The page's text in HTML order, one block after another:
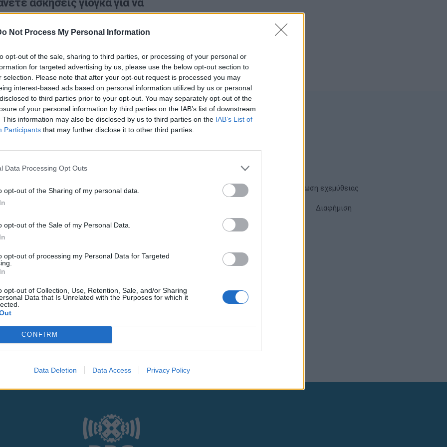
Not Process My Personal Information
opt-out of the sale, sharing to third parties, or processing of your personal or
for targeted advertising by us, please use the below opt-out section to
selection. Please note that after your opt-out request is processed you may
interest-based ads based on personal information utilized by us or personal
to third parties prior to your opt-out. You may separately opt-out of the
of your personal information by third parties on the IAB’s list of downstream
This information may also be disclosed by us to third parties on the IAB’s List of
Participants that may further disclose it to other third parties.
Data Processing Opt Outs
opt-out of the Sharing of my personal data.
opt-out of the Sale of my Personal Data.
opt-out of processing my Personal Data for Targeted
opt-out of Collection, Use, Retention, Sale, and/or Sharing
Data that Is Unrelated with the Purposes for which it
CONFIRM
Data Deletion Data Access Privacy Policy
ασκήσεις γιόγκα για να
τα μάτια σας
κόσμο με τόσες οθόνες γύρω μας και στη δουλειά
και τηδήλωση εχεμύθειας
του ιστοτόπου της
την εποπτεία γονέα ή κηδεμόνα ή επιτρόπου
Ταυτότητα Όροι χρήσης Δήλωση εχεμύθειας
Διαφήμιση